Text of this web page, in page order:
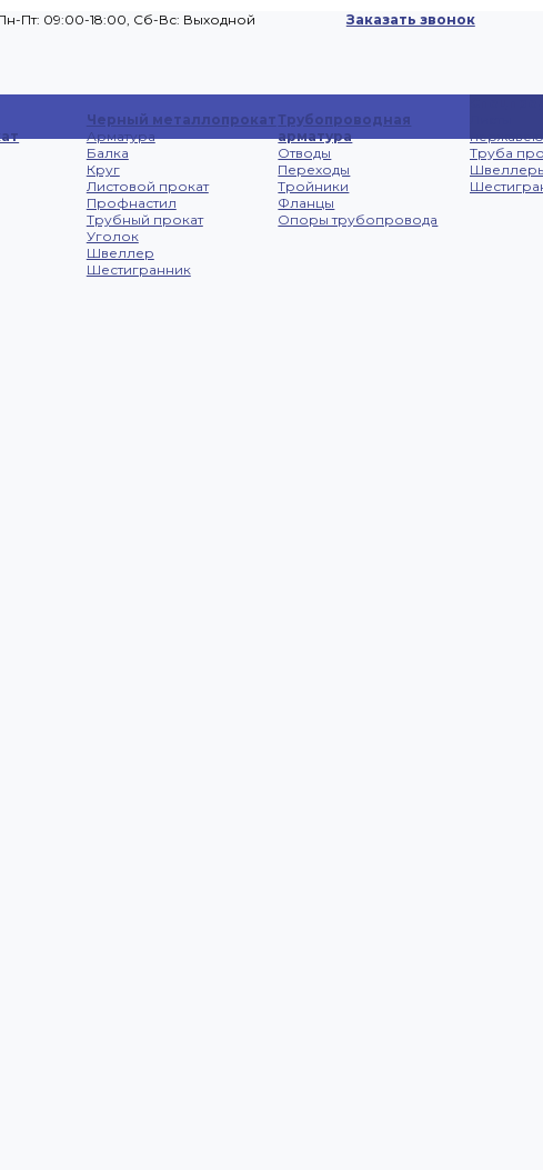
Пт: 09:00-18:00, Cб-Вс: Выходной Заказать звонок
Черный металлопрокат
Арматура
Балка
Круг
Листовой прокат
Профнастил
Трубный прокат
Уголок
Швеллер
Шестигранник
Трубопроводная
арматура
Отводы
Переходы
Тройники
Фланцы
Опоры трубопровода
Труба